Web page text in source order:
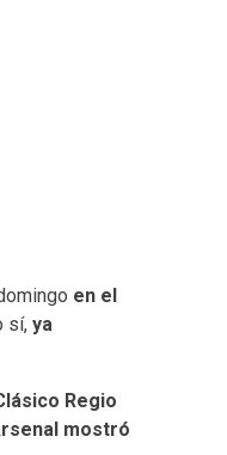
en el
sí, ya
Regio
mostró